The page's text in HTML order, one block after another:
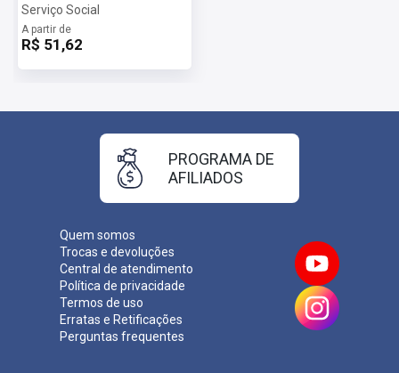
Serviço Social
A partir de
R$ 51,62
Quem somos
Trocas e devoluções
Central de atendimento
Política de privacidade
Termos de uso
Erratas e Retificações
Perguntas frequentes
PROGRAMA DE
AFILIADOS